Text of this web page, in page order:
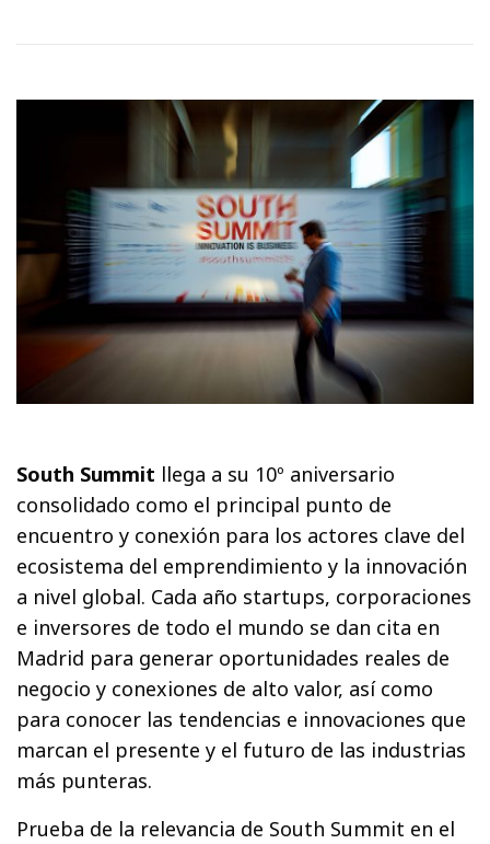
South Summit llega a su 10º aniversario
consolidado como el principal punto de
encuentro y conexión para los actores clave del
ecosistema del emprendimiento y la innovación
a nivel global. Cada año startups, corporaciones
e inversores de todo el mundo se dan cita en
Madrid para generar oportunidades reales de
negocio y conexiones de alto valor, así como
para conocer las tendencias e innovaciones que
marcan el presente y el futuro de las industrias
más punteras.
Prueba de la relevancia de South Summit en el